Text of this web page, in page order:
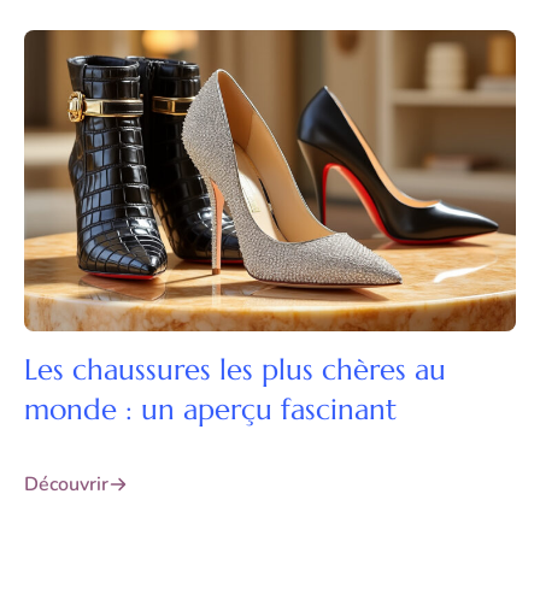
Les chaussures les plus chères au
monde : un aperçu fascinant
Découvrir